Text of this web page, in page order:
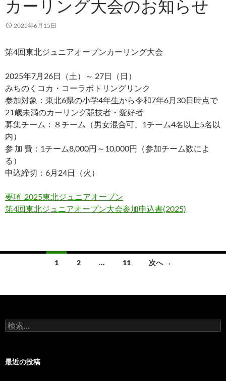
カーリング大会のお知らせ
2025年6月15日
第4回東北ジュニアオープンカーリング大会
2025年7月26日（土）～ 27日（日）
みちのくコカ・コーラボトリングリンク
参加対象：東北6県の小学4年生から令和7年6月30日時点で
21歳未満のカーリング競技者・愛好者
募集チーム：８チーム（男女混合可、1チーム4名以上5名以
内）
参 加 費：1チーム8,000円～10,000円（参加チーム数によ
る）
申込締切：6月24日（火）
要項_2025東北ジュニアオープン
第4回東北ジュニアオープン大会参加申込書(2025)
ナ
ゲ
シ
1 2 … 11 次へ →
検
索:
最近の投稿